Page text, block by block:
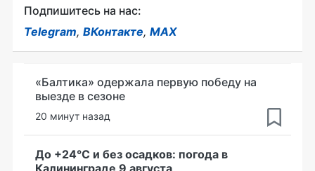
Подпишитесь на нас:
Telegram, ВКонтакте, MAX
«Балтика» одержала первую победу на
выезде в сезоне
20 минут назад
До +24°С и без осадков: погода в
Калининграде 9 августа